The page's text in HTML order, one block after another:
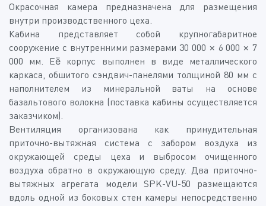
Окрасочная камера предназначена для размещения
внутри производственного цеха.
Кабина представляет собой крупногабаритное
сооружение с внутренними размерами 30 000 × 6 000 × 7
000 мм. Её корпус выполнен в виде металлического
каркаса, обшитого сэндвич-панелями толщиной 80 мм с
наполнителем из минеральной ваты на основе
базальтового волокна (поставка кабины осуществляется
заказчиком).
Вентиляция организована как принудительная
приточно-вытяжная система с забором воздуха из
окружающей среды цеха и выбросом очищенного
воздуха обратно в окружающую среду. Два приточно-
вытяжных агрегата модели SPK-VU-50 размещаются
вдоль одной из боковых стен камеры непосредственно